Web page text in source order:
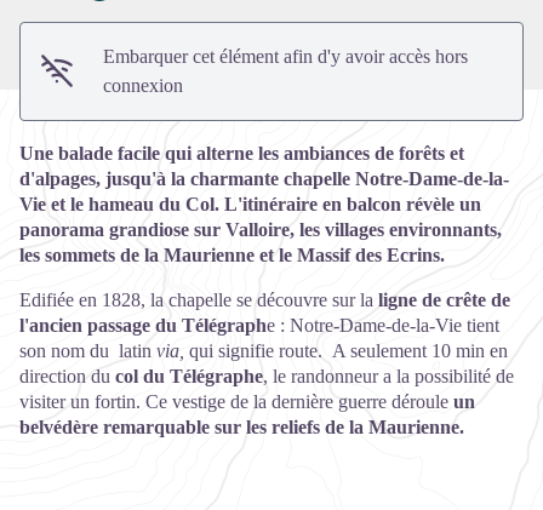
Embarquer cet élément afin d'y avoir accès hors
connexion
Une balade facile qui alterne les ambiances de forêts et
d'alpages, jusqu'à la charmante chapelle Notre-Dame-de-la-
Vie et le hameau du Col. L'itinéraire en balcon révèle un
panorama grandiose sur Valloire, les villages environnants,
les sommets de la Maurienne et le Massif des Ecrins.
Edifiée en 1828, la chapelle se découvre sur la ligne de crête de
l'ancien passage du Télégraphe : Notre-Dame-de-la-Vie tient
son nom du latin via, qui signifie route. A seulement 10 min en
direction du col du Télégraphe, le randonneur a la possibilité de
visiter un fortin. Ce vestige de la dernière guerre déroule un
belvédère remarquable sur les reliefs de la Maurienne.